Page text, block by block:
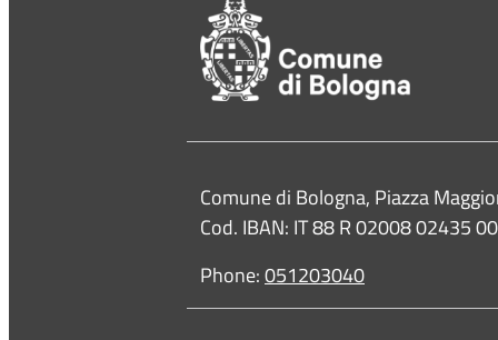
Contacts
Comune di Bologna, Piazza
Cod. IBAN: IT 88 R 02008 02435
Phone:051203040